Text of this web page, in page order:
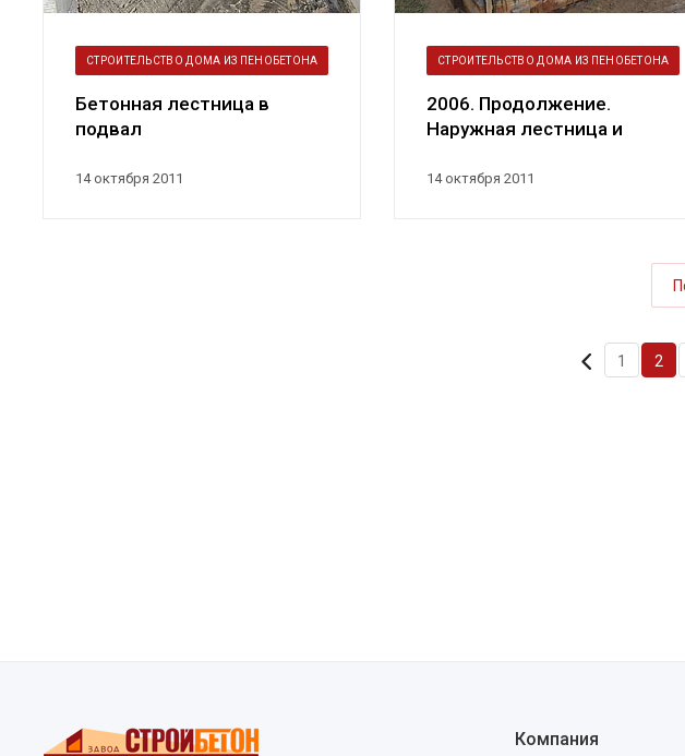
14 октября 2011
СТРОИТЕЛЬСТВО ДОМА ИЗ ПЕНОБЕТОНА
Бетонная лестница в
подвал
14 октября 2011
СТРОИТЕЛЬСТВО ДОМА ИЗ ПЕНОБЕТОНА
2006. Продолжение.
Наружная лестница и
1 2
Компания